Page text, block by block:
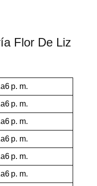
Flor De Liz
p. m.
p. m.
p. m.
p. m.
p. m.
p. m.